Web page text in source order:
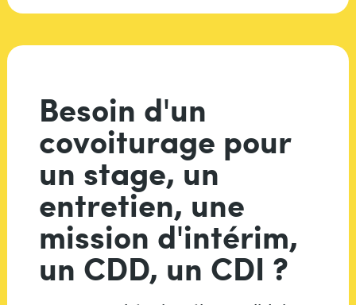
Besoin d'un
covoiturage pour
un stage, un
entretien, une
mission d'intérim,
un CDD, un CDI ?